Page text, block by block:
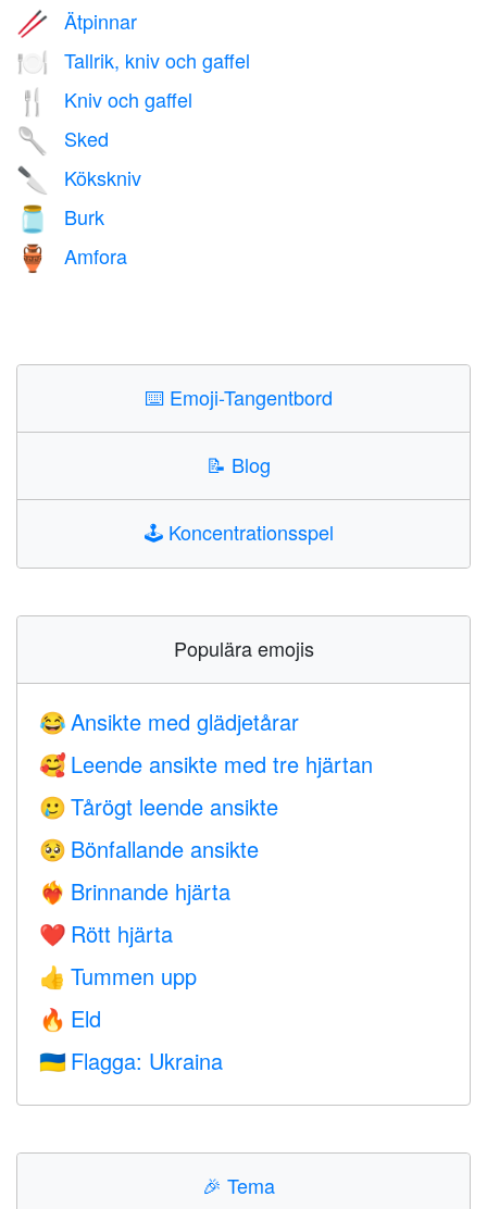
🥢 Ätpinnar
🍽️ Tallrik, kniv och gaffel
🍴 Kniv och gaffel
🥄 Sked
🔪 Kökskniv
🫙 Burk
🏺 Amfora
⌨️ Emoji-Tangentbord
📝 Blog
🕹️ Koncentrationsspel
Populära emojis
😂 Ansikte med glädjetårar
🥰 Leende ansikte med tre hjärtan
🥲 Tårögt leende ansikte
🥺 Bönfallande ansikte
❤️‍🔥 Brinnande hjärta
❤️ Rött hjärta
👍 Tummen upp
🔥 Eld
🇺🇦 Flagga: Ukraina
🎉 Tema